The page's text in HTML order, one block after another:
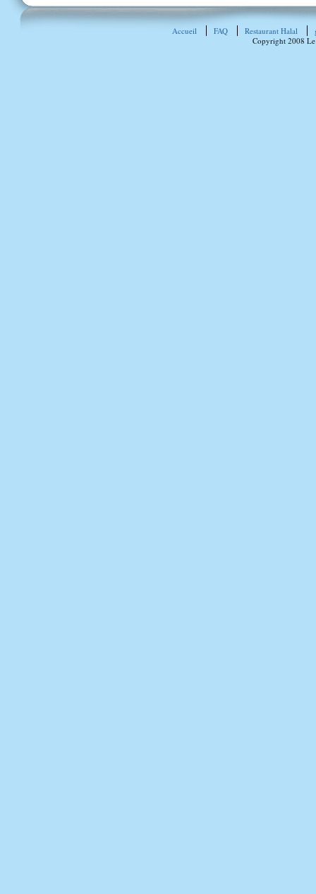
Accueil FAQ Restaurant Halal
Copyright 2008